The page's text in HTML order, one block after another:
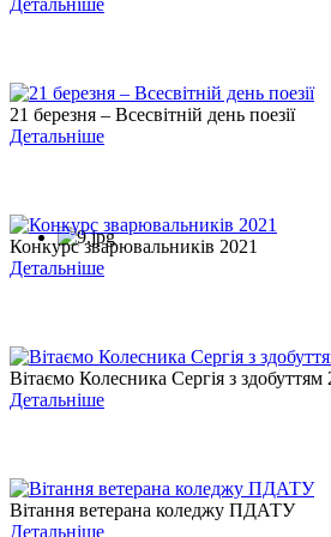
Детальніше
21 березня – Всесвітній день поезії
Детальніше
Конкурс зварювальників 2021
Детальніше
Вітаємо Колесника Сергія з
Детальніше
Вітання ветерана коледжу ПДАТУ
Детальніше